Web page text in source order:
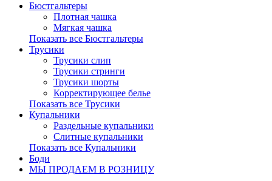
Бюстгальтеры
Плотная чашка
Мягкая чашка
Показать все Бюстгальтеры
Трусики
Трусики слип
Трусики стринги
Трусики шорты
Корректирующее белье
Показать все Трусики
Купальники
Раздельные купальники
Слитные купальники
Показать все Купальники
Боди
МЫ ПРОДАЕМ В РОЗНИЦУ